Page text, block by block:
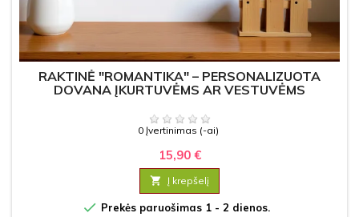
RAKTINĖ "ROMANTIKA" – PERSONALIZUOTA
DOVANA ĮKURTUVĖMS AR VESTUVĖMS
0 Įvertinimas (-ai)
15,90 €
 Į krepšelį
 Prekės paruošimas 1 - 2 dienos.